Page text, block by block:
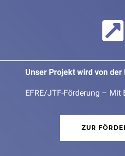
Unser Projekt wird von der
EFRE/JTF-Förderung – Mit
ZUR